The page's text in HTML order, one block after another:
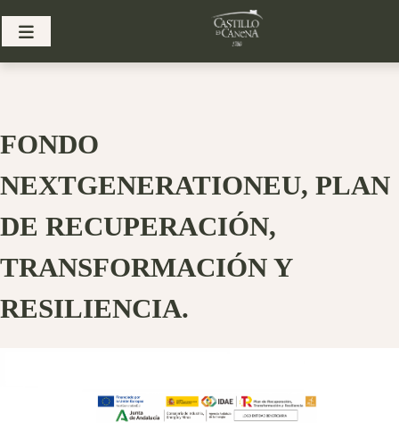
FONDO
NEXTGENERATIONEU, PLAN
DE RECUPERACIÓN,
TRANSFORMACIÓN Y
RESILIENCIA.